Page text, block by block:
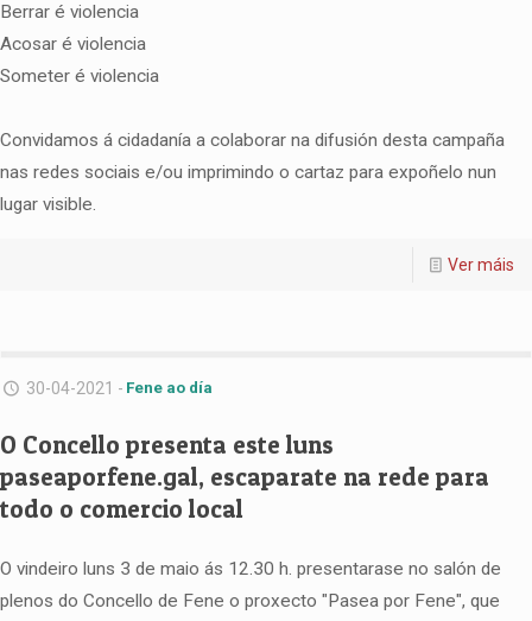
Berrar é violencia
Acosar é violencia
Someter é violencia
Convidamos á cidadanía a colaborar na difusión desta campaña
nas redes sociais e/ou imprimindo o cartaz para expoñelo nun
lugar visible.
Ver máis
30-04-2021 - Fene ao día
O Concello presenta este luns
paseaporfene.gal, escaparate na rede para
todo o comercio local
O vindeiro luns 3 de maio ás 12.30 h. presentarase no salón de
plenos do Concello de Fene o proxecto "Pasea por Fene", que